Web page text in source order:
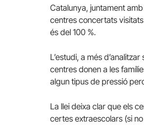
Catalunya, juntament
centres concertats
és del 100 %.
L’estudi, a més
centres donen a les
algun tipus de pressió
La llei deixa clar que els
certes extraescolars (si